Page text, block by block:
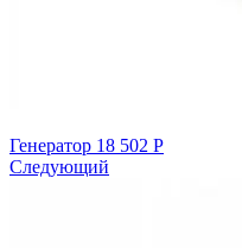
Генератор 18 502 Р
Следующий